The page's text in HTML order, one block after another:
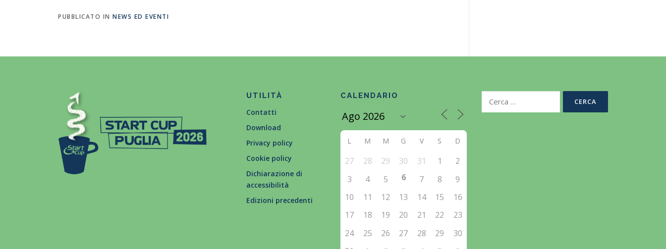
PUBBLICATO IN NEWS ED EVENTI
UTILITÀ
Contatti
Download
Privacy policy
Cookie policy
Dichiarazione di
accessibilità
Edizioni precedenti
CALENDARIO
L M M G V S D
27 28 29 30 31 1
2
3
4 5 6 7 8
9
10
11 12 13 14 15
16
17
18 19 20 21 22
23
24
25 26 27 28 29
30
per: